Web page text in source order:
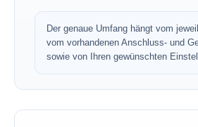
Der genaue Umfang hängt vom
vom vorhandenen Anschluss- und
sowie von Ihren gewünschten